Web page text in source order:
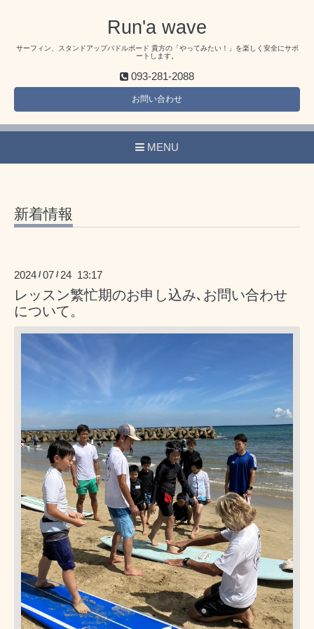
Run'a wave
サーフィン、スタンドアップパドルボード 貴方の「やってみたい！」を楽しく安全にサポ
ートします。
093-281-2088
お問い合わせ
MENU
新着情報
2024 /07 / 24 13:17
レッスン繁忙期のお申し込み､お問い合わせ
について。